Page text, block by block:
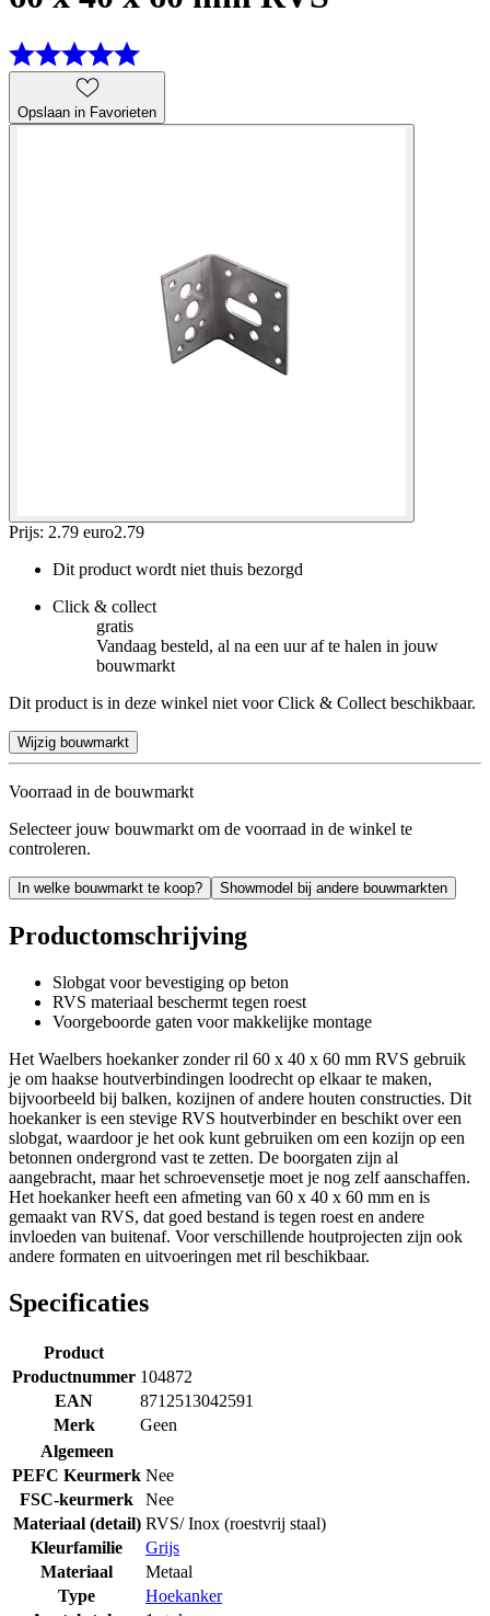
Opslaan in Favorieten
Prijs: 2.79 euro2.79
Dit product wordt niet thuis bezorgd
Click & collect
gratis
Vandaag besteld, al na een uur af te halen in jouw
bouwmarkt
Dit product is in deze winkel niet voor Click & Collect beschikbaar.
Wijzig bouwmarkt
Voorraad in de bouwmarkt
Selecteer jouw bouwmarkt om de voorraad in de winkel te
controleren.
In welke bouwmarkt te koop? Showmodel bij andere bouwmarkten
Productomschrijving
Slobgat voor bevestiging op beton
RVS materiaal beschermt tegen roest
Voorgeboorde gaten voor makkelijke montage
Het Waelbers hoekanker zonder ril 60 x 40 x 60 mm RVS gebruik
je om haakse houtverbindingen loodrecht op elkaar te maken,
bijvoorbeeld bij balken, kozijnen of andere houten constructies. Dit
hoekanker is een stevige RVS houtverbinder en beschikt over een
slobgat, waardoor je het ook kunt gebruiken om een kozijn op een
betonnen ondergrond vast te zetten. De boorgaten zijn al
aangebracht, maar het schroevensetje moet je nog zelf aanschaffen.
Het hoekanker heeft een afmeting van 60 x 40 x 60 mm en is
gemaakt van RVS, dat goed bestand is tegen roest en andere
invloeden van buitenaf. Voor verschillende houtprojecten zijn ook
andere formaten en uitvoeringen met ril beschikbaar.
Specificaties
Product
Productnummer 104872
EAN
8712513042591
Merk
Geen
Algemeen
PEFC Keurmerk Nee
FSC-keurmerk
Nee
Materiaal (detail) RVS/ Inox (roestvrij staal)
Kleurfamilie
Grijs
Materiaal
Metaal
Type
Hoekanker